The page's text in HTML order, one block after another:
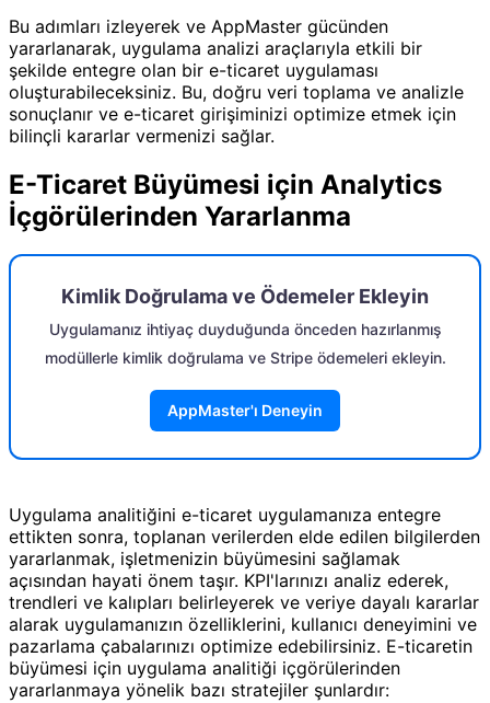
Bu adımları izleyerek ve AppMaster gücünden
yararlanarak, uygulama analizi araçlarıyla etkili bir
şekilde entegre olan bir e-ticaret uygulaması
oluşturabileceksiniz. Bu, doğru veri toplama ve analizle
sonuçlanır ve e-ticaret girişiminizi optimize etmek için
bilinçli kararlar vermenizi sağlar.
E-Ticaret Büyümesi için Analytics
İçgörülerinden Yararlanma
Kimlik Doğrulama ve Ödemeler Ekleyin
Uygulamanız ihtiyaç duyduğunda önceden hazırlanmış
modüllerle kimlik doğrulama ve Stripe ödemeleri ekleyin.
AppMaster'ı Deneyin
Uygulama analitiğini e-ticaret uygulamanıza entegre
ettikten sonra, toplanan verilerden elde edilen bilgilerden
yararlanmak, işletmenizin büyümesini sağlamak
açısından hayati önem taşır. KPI'larınızı analiz ederek,
trendleri ve kalıpları belirleyerek ve veriye dayalı kararlar
alarak uygulamanızın özelliklerini, kullanıcı deneyimini ve
pazarlama çabalarınızı optimize edebilirsiniz. E-ticaretin
büyümesi için uygulama analitiği içgörülerinden
yararlanmaya yönelik bazı stratejiler şunlardır: